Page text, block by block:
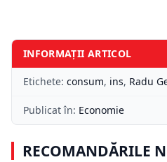
INFORMAȚII ARTICOL
Etichete: consum, ins, Radu
Publicat în: Economie
RECOMANDĂRILE